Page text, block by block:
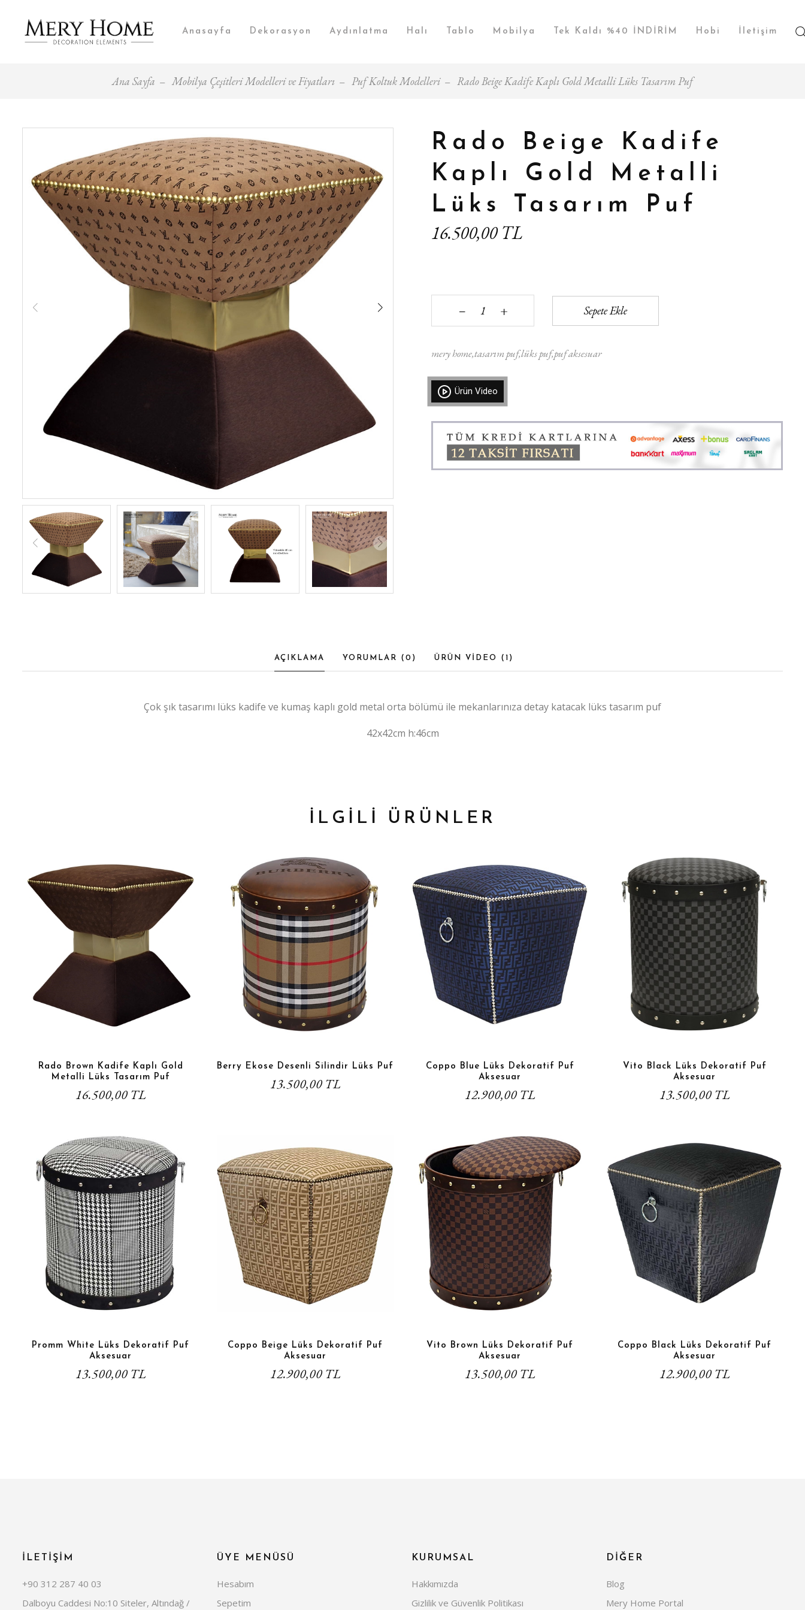
Anasayfa Dekorasyon Aydınlatma Halı Tablo Mobilya Tek Kaldı %40 İNDİRİM Hobi İletişim
Ana Sayfa Mobilya Çeşitleri Modelleri ve Fiyatları Puf Koltuk Modelleri Rado Beige Kadife Kaplı Gold Metalli Lüks Tasarım Puf
Rado Beige Kadife
Kaplı Gold Metalli
Lüks Tasarım Puf
16.500,00 TL
‒ + Sepete Ekle
mery hometasarım puflüks puf puf aksesuar
Ürün Video
AÇIKLAMA YORUMLAR ( 0 ) ÜRÜN VİDEO ( 1 )
Çok şık tasarımı lüks kadife ve kumaş kaplı gold metal orta bölümü ile mekanlarınıza detay katacak lüks tasarım puf
42x42cm h:46cm
İLGİLİ ÜRÜNLER
Rado Brown Kadife Kaplı Gold
Metalli Lüks Tasarım Puf
16.500,00 TL
Berry Ekose Desenli Silindir Lüks Puf
13.500,00 TL
Coppo Blue Lüks Dekoratif Puf
Aksesuar
12.900,00 TL
Vito Black Lüks Dekoratif Puf
Aksesuar
13.500,00 TL
Promm White Lüks Dekoratif Puf
Aksesuar
13.500,00 TL
Coppo Beige Lüks Dekoratif Puf
Aksesuar
12.900,00 TL
Vito Brown Lüks Dekoratif Puf
Aksesuar
13.500,00 TL
Coppo Black Lüks Dekoratif Puf
Aksesuar
12.900,00 TL
İLETİŞİM
+90 312 287 40 03
Dalboyu Caddesi No:10 Siteler, Altındağ /
ÜYE MENÜSÜ
Hesabım
Sepetim
KURUMSAL
Hakkımızda
Gizlilik ve Güvenlik Politikası
DİĞER
Blog
Mery Home Portal